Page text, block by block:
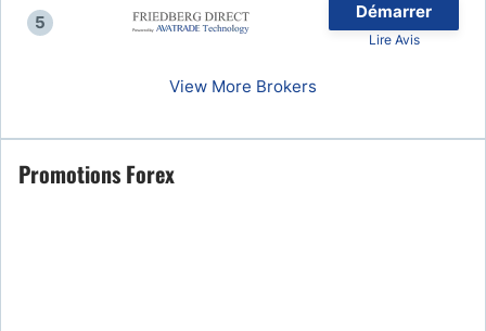
5
Démarrer
Lire Avis
View More Brokers
Promotions Forex